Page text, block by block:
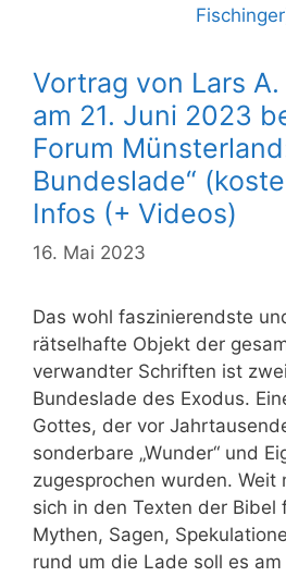
Vortrag von Lars
am 21. Juni 2023
Forum
Bundeslade“
Infos (+ Videos)
16. Mai 2023
Das wohl faszinierendste
rätselhafte Objekt der
verwandter Schriften ist
Bundeslade des Exodus.
Gottes, der vor
sonderbare „Wunder“ und
zugesprochen wurden. Weit
sich in den Texten der Bibel
Mythen, Sagen,
rund um die Lade soll es